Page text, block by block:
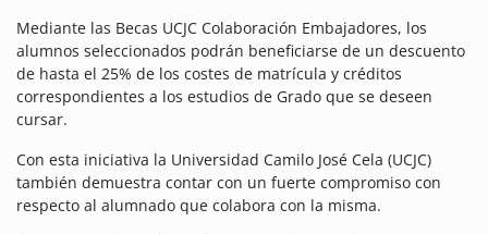
Mediante las Becas UCJC Colaboración Embajadores, los
alumnos seleccionados podrán beneficiarse de un descuento
de hasta el 25% de los costes de matrícula y créditos
correspondientes a los estudios de Grado que se deseen
cursar.
Con esta iniciativa la Universidad Camilo José Cela (UCJC)
también demuestra contar con un fuerte compromiso con
respecto al alumnado que colabora con la misma.